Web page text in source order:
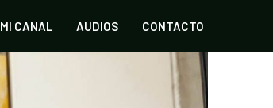
MI CANAL AUDIOS CONTACTO